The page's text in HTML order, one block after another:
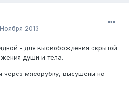
2013
- для высвобождения скрытой
души и тела.
через мясорубку, высушены на